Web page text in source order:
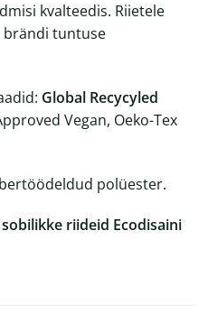
kvalteedis. Riietele
brändi tuntuse
Global Recycyled
Vegan, Oeko-Tex
polüester.
riideid Ecodisaini